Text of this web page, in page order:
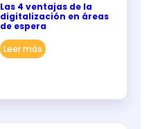
Las 4 ventajas de la
digitalización en áreas
de espera
Leer más